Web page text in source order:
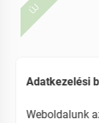
ÚJ
Adatkezelési
Weboldalunk